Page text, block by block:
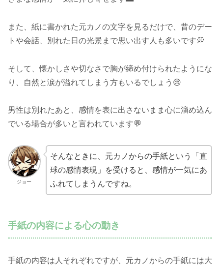
また、紙に書かれた元カノの文字を見るだけで、昔のデー
トや会話、別れた日の光景まで思い出す人も多いです💭
そして、懐かしさや切なさで胸が締め付けられたようにな
り、自然と涙が溢れてしまう方もいるでしょう😢
男性は別れたあと、感情を表に出さないまま心に溜め込ん
でいる場合が多いと言われています💬
ジョー
そんなときに、元カノからの手紙という「直
球の感情表現」を受けると、感情が一気にあ
ふれてしまうんですね。
手紙の内容による心の動き
手紙の内容は人それぞれですが、元カノからの手紙には大